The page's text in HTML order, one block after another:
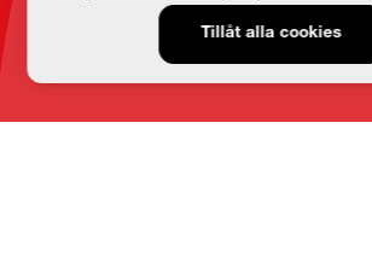
Tillåt alla cookies